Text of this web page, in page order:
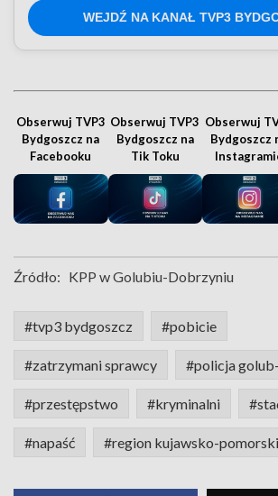
WEJDŹ NA KANAŁ TVP3
Obserwuj TVP3
Bydgoszcz na
Facebooku
Obserwuj TVP3
Bydgoszcz na
Tik Toku
Obserwuj
Bydgoszcz
Źródło: KPP w Golubiu-Dobrzyniu
#tvp3 bydgoszcz #pobicie
#zatrzymani sprawcy #policja
#przestępstwo #kryminalni
#napaść #region kujawsko-